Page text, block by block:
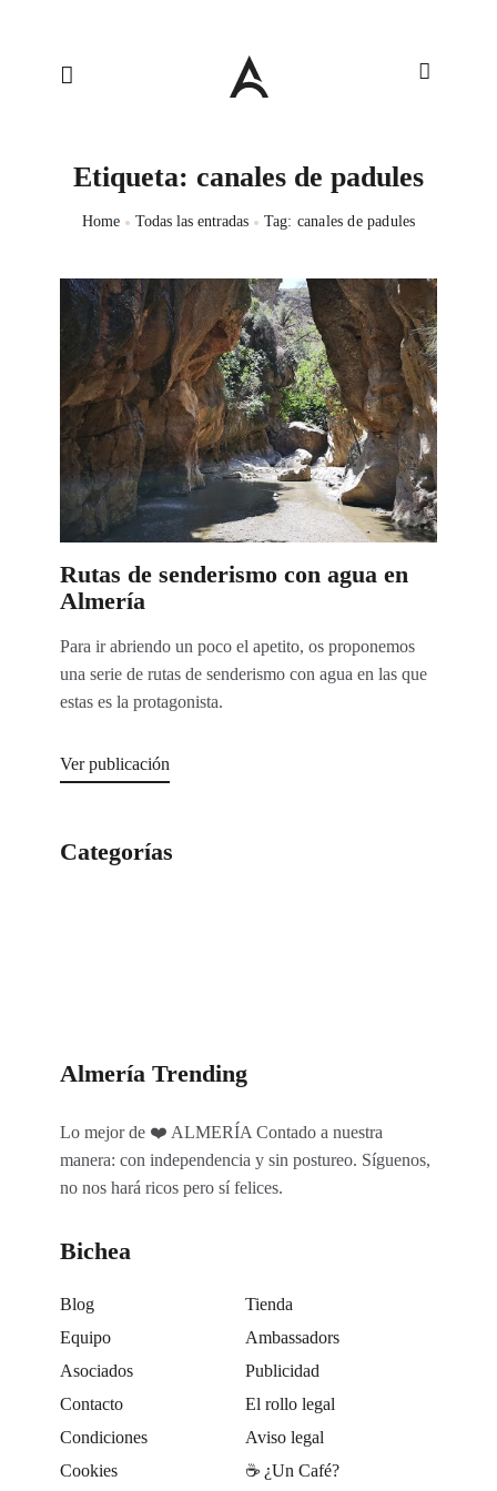
Etiqueta: canales de padules
Home Todas las entradas Tag: canales de padules
Rutas de senderismo con agua en
Almería
Para ir abriendo un poco el apetito, os proponemos
una serie de rutas de senderismo con agua en las que
estas es la protagonista.
Ver publicación
Categorías
Almería Trending
Lo mejor de ❤️ ALMERÍA Contado a nuestra
manera: con independencia y sin postureo. Síguenos,
no nos hará ricos pero sí felices.
Bichea
Blog
Tienda
Equipo
Ambassadors
Asociados
Publicidad
Contacto
El rollo legal
Condiciones
Aviso legal
Cookies
☕️ ¿Un Café?